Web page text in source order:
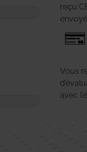
reçu
Vous
avec